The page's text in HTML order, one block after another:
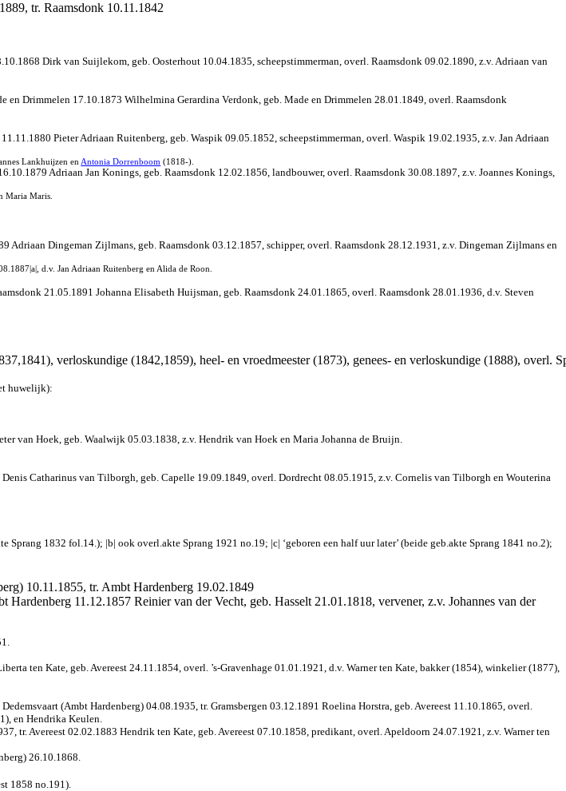
tr. Raamsdonk 10.11.1842
Dirk van Suijlekom, geb. Oosterhout 10.04.1835, scheepstimmerman, overl. Raamsdonk 09.02.1890, z.v. Adriaan van
en Drimmelen 17.10.1873 Wilhelmina Gerardina Verdonk, geb. Made en Drimmelen 28.01.1849, overl. Raamsdonk
Pieter Adriaan Ruitenberg, geb. Waspik 09.05.1852, scheepstimmerman, overl. Waspik 19.02.1935, z.v. Jan Adriaan
Lankhuijzen enAntonia Dorrenboom (1818-).
Adriaan Jan Konings, geb. Raamsdonk 12.02.1856, landbouwer, overl. Raamsdonk 30.08.1897, z.v. Joannes Konings,
Maria Maris.
Adriaan Dingeman Zijlmans, geb. Raamsdonk 03.12.1857, schipper, overl. Raamsdonk 28.12.1931, z.v. Dingeman Zijlmans en
d.v. Jan Adriaan Ruitenberg en Alida de Roon.
21.05.1891 Johanna Elisabeth Huijsman, geb. Raamsdonk 24.01.1865, overl. Raamsdonk 28.01.1936, d.v. Steven
verloskundige (1842,1859), heel- en vroedmeester (1873), genees- en verloskundige (1888), overl.
huwelijk):
van Hoek, geb. Waalwijk 05.03.1838, z.v. Hendrik van Hoek en Maria Johanna de Bruijn.
Catharinus van Tilborgh, geb. Capelle 19.09.1849, overl. Dordrecht 08.05.1915, z.v. Cornelis van Tilborgh en Wouterina
1832 fol.14.); |b| ook overl.akte Sprang 1921 no.19; |c| ‘geboren een half uur later’ (beide geb.akte Sprang 1841 no.2);
10.11.1855, tr. Ambt Hardenberg 19.02.1849
11.12.1857 Reinier van der Vecht, geb. Hasselt 21.01.1818, vervener, z.v. Johannes van der
ten Kate, geb. Avereest 24.11.1854, overl. ’s-Gravenhage 01.01.1921, d.v. Warner ten Kate, bakker (1854), winkelier (1877),
(Ambt Hardenberg) 04.08.1935, tr. Gramsbergen 03.12.1891 Roelina Horstra, geb. Avereest 11.10.1865, overl.
en Hendrika Keulen.
tr. Avereest 02.02.1883 Hendrik ten Kate, geb. Avereest 07.10.1858, predikant, overl. Apeldoorn 24.07.1921, z.v. Warner ten
26.10.1868.
1858 no.191).